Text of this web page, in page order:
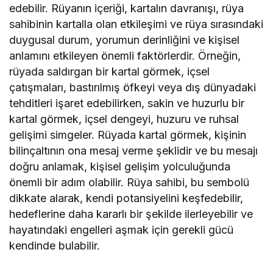
edebilir. Rüyanın içeriği, kartalın davranışı, rüya
sahibinin kartalla olan etkileşimi ve rüya sırasındaki
duygusal durum, yorumun derinliğini ve kişisel
anlamını etkileyen önemli faktörlerdir. Örneğin,
rüyada saldırgan bir kartal görmek, içsel
çatışmaları, bastırılmış öfkeyi veya dış dünyadaki
tehditleri işaret edebilirken, sakin ve huzurlu bir
kartal görmek, içsel dengeyi, huzuru ve ruhsal
gelişimi simgeler. Rüyada kartal görmek, kişinin
bilinçaltının ona mesaj verme şeklidir ve bu mesajı
doğru anlamak, kişisel gelişim yolculuğunda
önemli bir adım olabilir. Rüya sahibi, bu sembolü
dikkate alarak, kendi potansiyelini keşfedebilir,
hedeflerine daha kararlı bir şekilde ilerleyebilir ve
hayatındaki engelleri aşmak için gerekli gücü
kendinde bulabilir.